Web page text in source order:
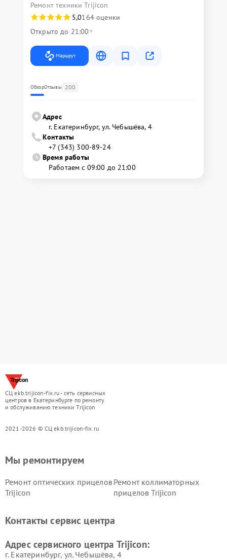
Ремонт техники Trijicon
5,0164 оценки
Открыто до 21:00
Маршрут
ОбзорОтзывы 200
Адрес
г. Екатеринбург, ул. Чебышёва, 4
Контакты
+7 (343) 300-89-24
Время работы
Работаем с 09:00 до 21:00
СЦ ekb.trijicon-fix.ru - сеть сервисных
центров в Екатеринбурге по ремонту
и обслуживанию техники Trijicon
2021-2026 © СЦ ekb.trijicon-fix.ru
Мы ремонтируем
Ремонт оптических прицелов
Trijicon
Ремонт коллиматорных
прицелов Trijicon
Контакты сервис центра
Адрес сервисного центра Trijicon:
г. Екатеринбург, ул. Чебышёва, 4